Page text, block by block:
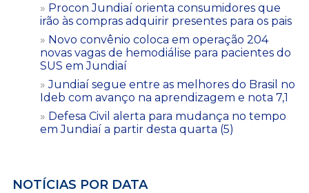
Procon Jundiaí orienta consumidores que
irão às compras adquirir presentes para os pais
Novo convênio coloca em operação 204
novas vagas de hemodiálise para pacientes do
SUS em Jundiaí
Jundiaí segue entre as melhores do Brasil no
Ideb com avanço na aprendizagem e nota 7,1
Defesa Civil alerta para mudança no tempo
em Jundiaí a partir desta quarta (5)
NOTÍCIAS POR DATA